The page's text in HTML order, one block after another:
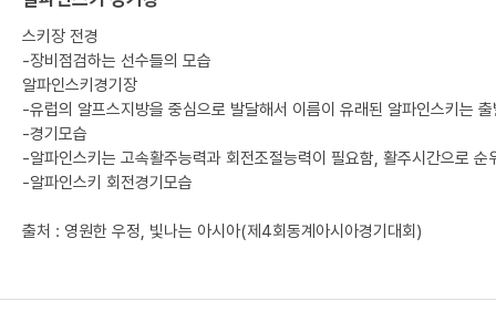
스키장 전경
-장비점검하는 선수들의 모습
알파인스키경기장
-유럽의 알프스지방을 중심으로 발달해서 이름이 유래된 알파인스키는
-경기모습
-알파인스키는 고속활주능력과 회전조절능력이 필요함, 활주시간으로 순
-알파인스키 회전경기모습
출처 : 영원한 우정, 빛나는 아시아(제4회동계아시아경기대회)